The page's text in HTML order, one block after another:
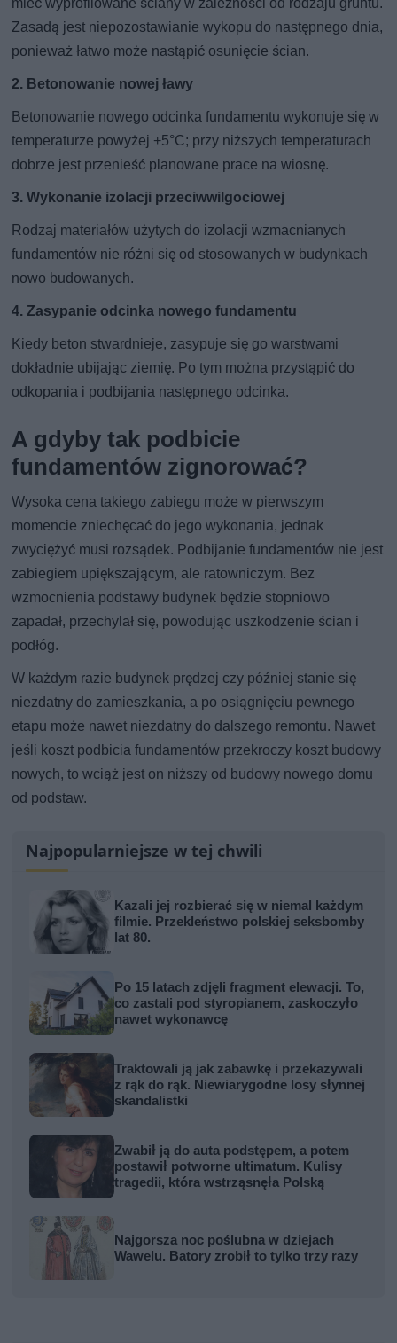
Zasadą jest niepozostawianie wykopu do następnego dnia,
ponieważ łatwo może nastąpić osunięcie ścian.
2. Betonowanie nowej ławy
Betonowanie nowego odcinka fundamentu wykonuje się w
temperaturze powyżej +5°C; przy niższych temperaturach
dobrze jest przenieść planowane prace na wiosnę.
3. Wykonanie izolacji przeciwwilgociowej
Rodzaj materiałów użytych do izolacji wzmacnianych
fundamentów nie różni się od stosowanych w budynkach
nowo budowanych.
4. Zasypanie odcinka nowego fundamentu
Kiedy beton stwardnieje, zasypuje się go warstwami
dokładnie ubijając ziemię. Po tym można przystąpić do
odkopania i podbijania następnego odcinka.
A gdyby tak podbicie
fundamentów zignorować?
Wysoka cena takiego zabiegu może w pierwszym
momencie zniechęcać do jego wykonania, jednak
zwyciężyć musi rozsądek. Podbijanie fundamentów nie jest
zabiegiem upiększającym, ale ratowniczym. Bez
wzmocnienia podstawy budynek będzie stopniowo
zapadał, przechylał się, powodując uszkodzenie ścian i
podłóg.
W każdym razie budynek prędzej czy później stanie się
niezdatny do zamieszkania, a po osiągnięciu pewnego
etapu może nawet niezdatny do dalszego remontu. Nawet
jeśli koszt podbicia fundamentów przekroczy koszt budowy
nowych, to wciąż jest on niższy od budowy nowego domu
od podstaw.
Najpopularniejsze w tej chwili
Kazali jej rozbierać się w niemal każdym
filmie. Przekleństwo polskiej seksbomby
lat 80.
Po 15 latach zdjęli fragment elewacji. To,
co zastali pod styropianem, zaskoczyło
nawet wykonawcę
Traktowali ją jak zabawkę i przekazywali
z rąk do rąk. Niewiarygodne losy słynnej
skandalistki
Zwabił ją do auta podstępem, a potem
postawił potworne ultimatum. Kulisy
tragedii, która wstrząsnęła Polską
Najgorsza noc poślubna w dziejach
Wawelu. Batory zrobił to tylko trzy razy